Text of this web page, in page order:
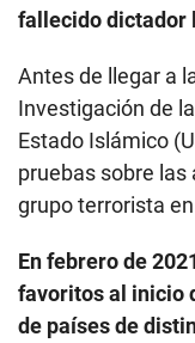
fallecido dictador
Antes de llegar a
Investigación de
Estado Islámico
pruebas sobre
grupo terrorista
En febrero de
favoritos al inicio
de países de